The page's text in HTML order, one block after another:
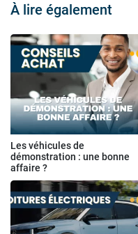
À lire également
Les véhicules de
démonstration : une bonne
affaire ?